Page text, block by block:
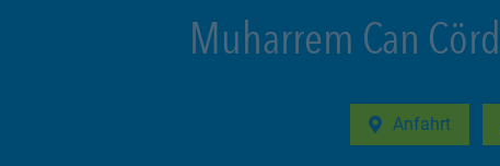
Muharrem Can
Anfahrt
Link Opens in